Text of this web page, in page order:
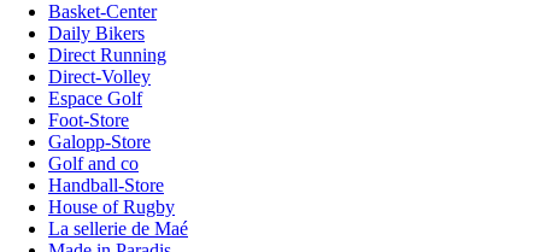
Basket-Center
Daily Bikers
Direct Running
Direct-Volley
Espace Golf
Foot-Store
Galopp-Store
Golf and co
Handball-Store
House of Rugby
La sellerie de Maé